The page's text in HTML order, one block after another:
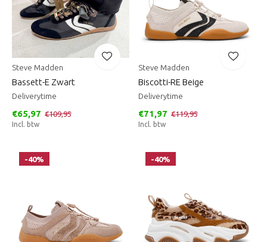
Steve Madden
Bassett-E Zwart
Deliverytime
€65,97 €109,95
Incl. btw
Steve Madden
Biscotti-RE Beige
Deliverytime
€71,97 €119,95
Incl. btw
-40% -40%